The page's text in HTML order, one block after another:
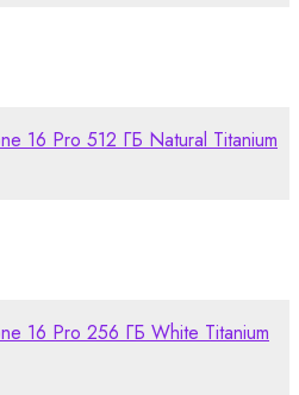
16 Pro 512 ГБ Natural Titanium
16 Pro 256 ГБ White Titanium